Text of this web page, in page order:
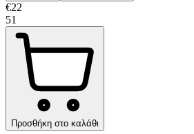
€22
51
Προσθήκη στο καλάθι